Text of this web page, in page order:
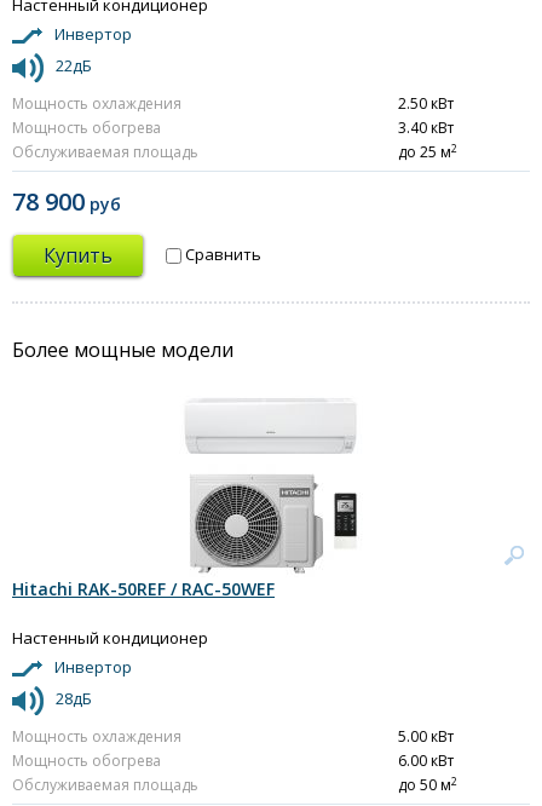
Настенный кондиционер
Инвертор
22дБ
Мощность охлаждения
2.50 кВт
Мощность обогрева
3.40 кВт
Обслуживаемая площадь
до 25 м2
78 900 руб
Купить Сравнить
Более мощные модели
Hitachi RAK-50REF / RAC-50WEF
Настенный кондиционер
Инвертор
28дБ
Мощность охлаждения
5.00 кВт
Мощность обогрева
6.00 кВт
Обслуживаемая площадь
до 50 м2